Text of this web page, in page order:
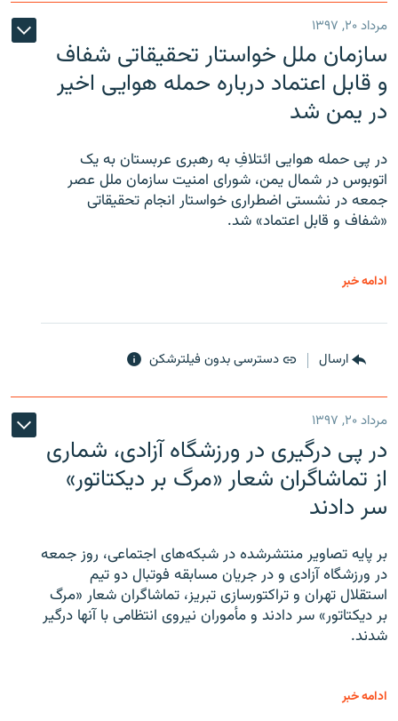
مرداد ۲۰, ۱۳۹۷
سازمان ملل خواستار تحقیقاتی شفاف
و قابل اعتماد درباره حمله هوایی اخیر
در یمن شد
در پی حمله هوایی ائتلافِ به رهبری عربستان به یک
اتوبوس در شمال یمن، شورای امنیت سازمان ملل عصر
جمعه در نشستی اضطراری خواستار انجام تحقیقاتی
«شفاف و قابل اعتماد» شد.
ادامه خبر
ارسال دسترسی بدون فیلترشکن
مرداد ۲۰, ۱۳۹۷
در پی درگیری در ورزشگاه آزادی، شماری
از تماشاگران شعار «مرگ بر دیکتاتور»
سر دادند
بر پایه تصاویر منتشرشده در شبکه‌های اجتماعی، روز جمعه
در ورزشگاه آزادی و در جریان مسابقه فوتبال دو تیم
استقلال تهران و تراکتورسازی تبریز، تماشاگران شعار «مرگ
بر دیکتاتور» سر دادند و مأموران نیروی انتظامی با آنها درگیر
شدند.
ادامه خبر